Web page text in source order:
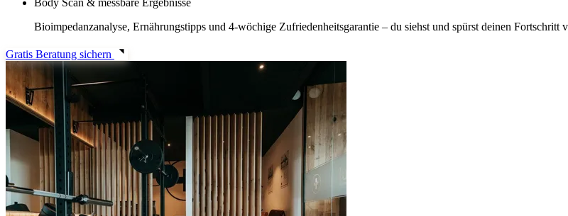
Body Scan & messbare Ergebnisse
Bioimpedanzanalyse, Ernährungstipps und 4-wöchige Zufriedenheitsgarantie – du siehst und spürst deinen Fortschritt
Gratis Beratung sichern